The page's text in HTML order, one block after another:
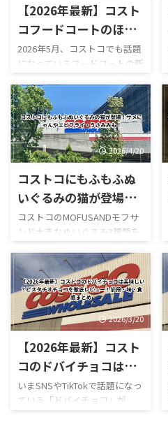
【2026年最新】コスト
コフードコートのほう
じ茶ソフトクリームが
新登場！値段・カロリ
ー・口コミ・実食レビ
ューまとめ
2026年5月、コストコでも話題
になっているフードコートの新
作スイーツ「ほうじ茶ソフト
クリーム」が登場しました！
ほうじ茶好きにはたまらない
和スイーツで、販売開始直後か
らSNSでも話題になっていま
す。 今回は実際に食べた感想
をもとに、 値段 カロリー予想
味の特徴 ミックスとの違い 口
コミ評判 おすすめ度 まで徹底
ている方はぜひ参考にしてく
ださい。 写真付きのレビュー
が見たい方はこちらをご覧く
ださい。
https://hubmedia.co.jp/costc
o/costco-i ...
2026/4/20
コストコにもふもふぬ
いぐるみの猫が登場！
サメにゃんやエビフラ
イ・うさみみも！
コストコのMOFUSANDモフサ
ンド大きなぬいぐるみ3種類を
徹底解説｜値段・種類・口コ
ミ感想まとめ コストコ新商
品・おもちゃレビュー コスト
コのMOFUSANDモフサンド大
きなぬいぐるみ3種類を徹底解
説！値段・種類・おすすめポ
イントまとめ コストコのおも
ちゃコーナーで見かけるとつい
足を止めてしまう、
大きなぬいぐるみ。この記事
では、コストコで販売されて
2026/3/20
【2026年最新】コスト
コのドバイチョコは美
味しい？ピスタチオチ
ョコを徹底レビュー！
いまSNSやTikTokで話題になっ
ている「ドバイチョコ」が、
ついにコストコでも販売され